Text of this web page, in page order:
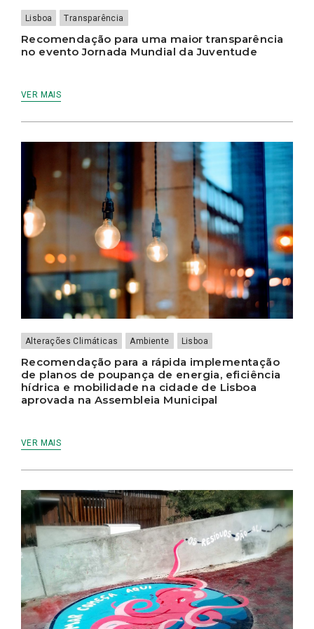
Lisboa Transparência
Recomendação para uma maior transparência
no evento Jornada Mundial da Juventude
VER MAIS
Alterações Climáticas Ambiente Lisboa
Recomendação para a rápida implementação
de planos de poupança de energia, eficiência
hídrica e mobilidade na cidade de Lisboa
aprovada na Assembleia Municipal
VER MAIS